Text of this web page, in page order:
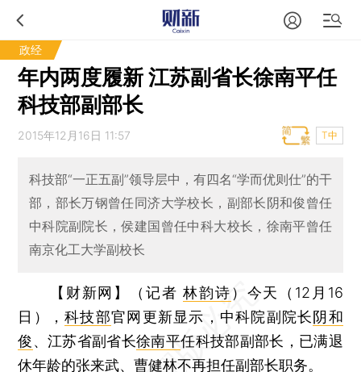
政经
年内两度履新 江苏副省长徐南平任
科技部副部长
2015年12月16日 11:57 T中
科技部“一正五副”领导层中，有四名“学而优则仕”的干
部，部长万钢曾任同济大学校长，副部长阴和俊曾任
中科院副院长，侯建国曾任中科大校长，徐南平曾任
南京化工大学副校长
【财新网】（记者林韵诗 ） 今天（12月16
日），科技部官网更新显示，中科院副院长阴和
俊、江苏省副省长徐南平任科技部副部长，已满退
休年龄的张来武、曹健林不再担任副部长职务。